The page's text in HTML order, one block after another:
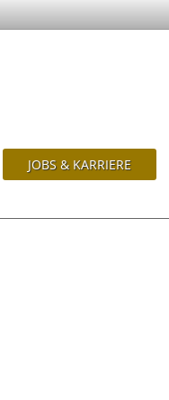
JOBS & KARRIERE